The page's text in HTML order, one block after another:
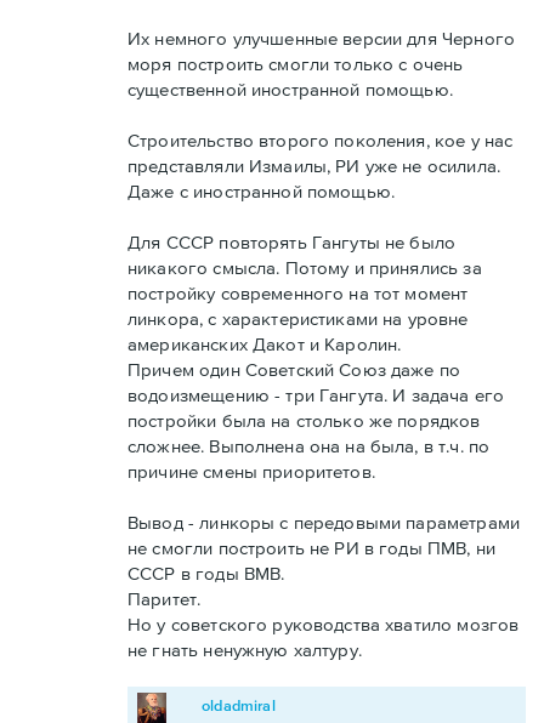
Их немного улучшенные версии для Черного
моря построить смогли только с очень
существенной иностранной помощью.
Строительство второго поколения, кое у нас
представляли Измаилы, РИ уже не осилила.
Даже с иностранной помощью.
Для СССР повторять Гангуты не было
никакого смысла. Потому и принялись за
постройку современного на тот момент
линкора, с характеристиками на уровне
американских Дакот и Каролин.
Причем один Советский Союз даже по
водоизмещению - три Гангута. И задача его
постройки была на столько же порядков
сложнее. Выполнена она на была, в т.ч. по
причине смены приоритетов.
Вывод - линкоры с передовыми параметрами
не смогли построить не РИ в годы ПМВ, ни
СССР в годы ВМВ.
Паритет.
Но у советского руководства хватило мозгов
не гнать ненужную халтуру.
oldadmiral